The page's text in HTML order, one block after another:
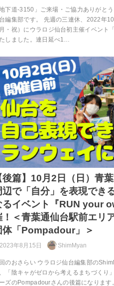
地下道-3150」ご来場・ご協力ありがと
編集部です。 先週の三連休、2022年
月・祝）にウラロジ仙台初主催イベント
しました。連日延べ1…
後篇】10月2日（日）青
辺で「自分」を表現でき
るイベント『RUN your
！＜青葉通仙台駅前エリ
体「Pompadour」＞
2023年8月15日 ShimMyan
のおさらい ウラロジ仙台編集部の
「陰キャがゼロから考えるまちづくり
ズのPompadourさんの後篇になりま